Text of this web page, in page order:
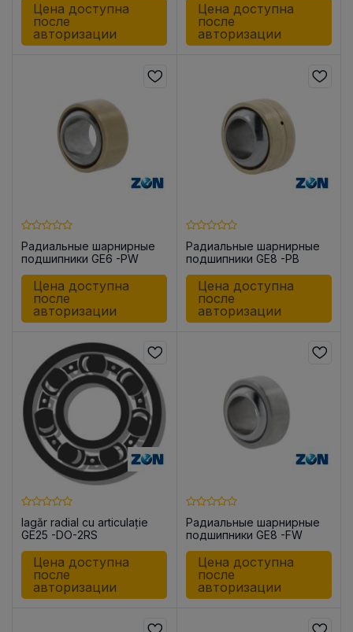
Цена доступна
после
авторизации
Цена доступна
после
авторизации
Радиальные шарнирные
подшипники GE6 -PW
Цена доступна
после
авторизации
Радиальные шарнирные
подшипники GE8 -PB
Цена доступна
после
авторизации
lagăr radial cu articulație
GE25 -DO-2RS
Цена доступна
после
авторизации
Радиальные шарнирные
подшипники GE8 -FW
Цена доступна
после
авторизации